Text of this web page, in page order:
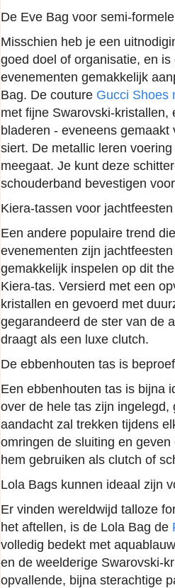
De Eve Bag voor semi-
Misschien heb je een
goed doel of organisatie, en
evenementen gemakkelijk
Bag. De couture Gucci Shoes
met fijne Swarovski-
bladeren - eveneens
siert. De metallic leren
meegaat. Je kunt deze
schouderband bevestigen
Kiera-tassen voor
Een andere populaire trend
evenementen zijn
gemakkelijk inspelen op dit
Kiera-tas. Versierd met een
kristallen en gevoerd met
gegarandeerd de ster van de
draagt als een luxe clutch.
De ebbenhouten tas is
Een ebbenhouten tas is bijna
over de hele tas zijn
aandacht zal trekken tijdens
omringen de sluiting en
hem gebruiken als clutch of
Lola Bags kunnen ideaal zijn
Er vinden wereldwijd talloze
het aftellen, is de Lola Bag de
volledig bedekt met
en de weelderige Swarovski-
opvallende, bijna sterachtige